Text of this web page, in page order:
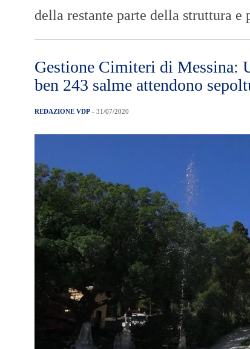
della restante parte della struttura
Gestione Cimiteri di Messina:
ben 243 salme attendono
REDAZIONE VDP - 31/07/2020